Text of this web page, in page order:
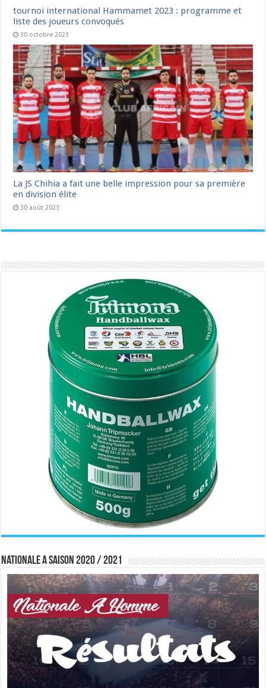
tournoi international Hammamet 2023 : programme et
liste des joueurs convoqués
30 octobre 2023
La JS Chihia a fait une belle impression pour sa première
en division élite
30 août 2023
Nationale A saison 2020 / 2021